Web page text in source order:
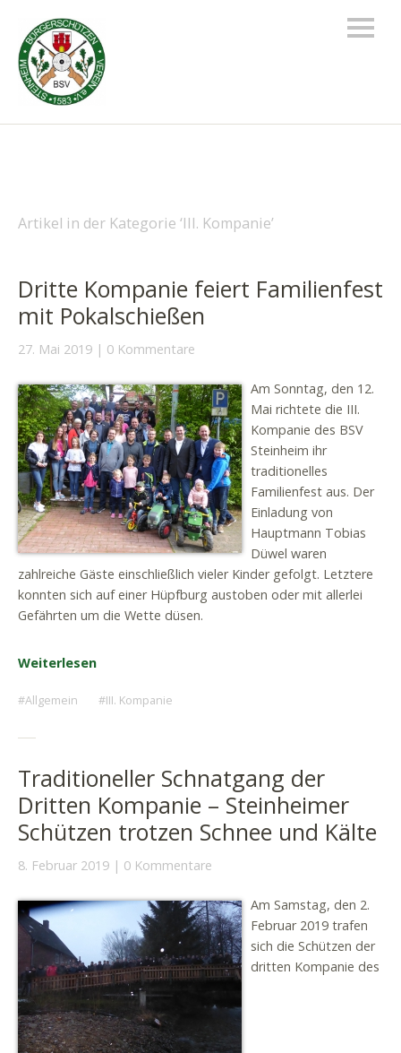
Artikel in der Kategorie ‘III. Kompanie’
Dritte Kompanie feiert Familienfest
mit Pokalschießen
27. Mai 2019 0 Kommentare
Am Sonntag, den 12.
Mai richtete die III.
Kompanie des BSV
Steinheim ihr
traditionelles
Familienfest aus. Der
Einladung von
Hauptmann Tobias
Düwel waren
zahlreiche Gäste einschließlich vieler Kinder gefolgt. Letztere
konnten sich auf einer Hüpfburg austoben oder mit allerlei
Gefährten um die Wette düsen.
Weiterlesen
Allgemein III. Kompanie
Traditioneller Schnatgang der
Dritten Kompanie – Steinheimer
Schützen trotzen Schnee und Kälte
8. Februar 2019 0 Kommentare
Am Samstag, den 2.
Februar 2019 trafen
sich die Schützen der
dritten Kompanie des